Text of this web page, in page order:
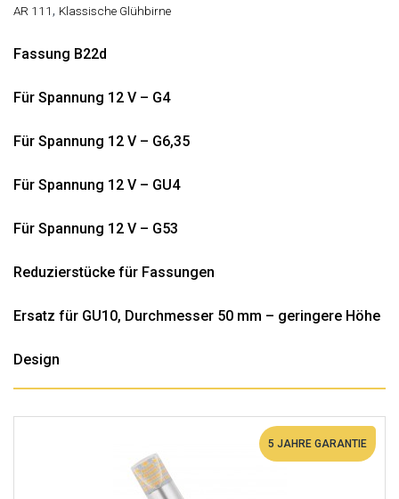
AR 111 , Klassische Glühbirne
Fassung B22d
Für Spannung 12 V – G4
Für Spannung 12 V – G6,35
Für Spannung 12 V – GU4
Für Spannung 12 V – G53
Reduzierstücke für Fassungen
Ersatz für GU10, Durchmesser 50 mm – geringere Höhe
Design
5 JAHRE GARANTIE